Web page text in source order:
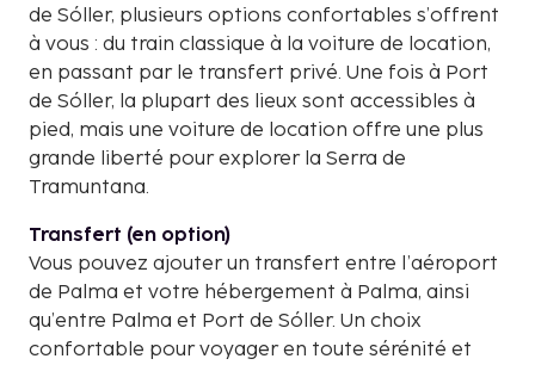
de Sóller, plusieurs options confortables s’offrent
à vous : du train classique à la voiture de location,
en passant par le transfert privé. Une fois à Port
de Sóller, la plupart des lieux sont accessibles à
pied, mais une voiture de location offre une plus
grande liberté pour explorer la Serra de
Tramuntana.
Transfert (en option)
Vous pouvez ajouter un transfert entre l’aéroport
de Palma et votre hébergement à Palma, ainsi
qu’entre Palma et Port de Sóller. Un choix
confortable pour voyager en toute sérénité et